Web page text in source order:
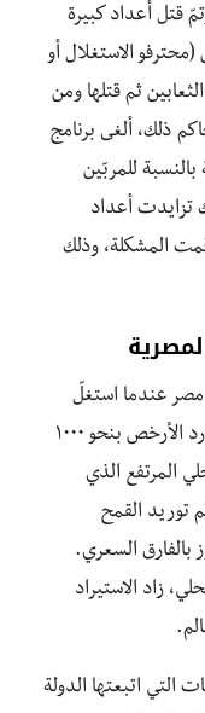
قتل أعداد كبيرة
الاستغلال أو
ثم قتلها ومن
ذلك، ألغى برنامج
للمربّين
تزايدت أعداد
المشكلة، وذلك
عندما استغلّ
مافيا القمح الفارق بين سعر القمح المستورد الأرخص بنحو ١٠٠٠
المرتفع الذي
توريد القمح
بالفارق السعري.
زاد الاستيراد
التي اتبعتها الدولة